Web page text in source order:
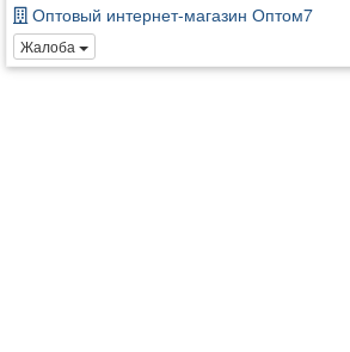
Оптовый интернет-магазин Оптом7
Жалоба